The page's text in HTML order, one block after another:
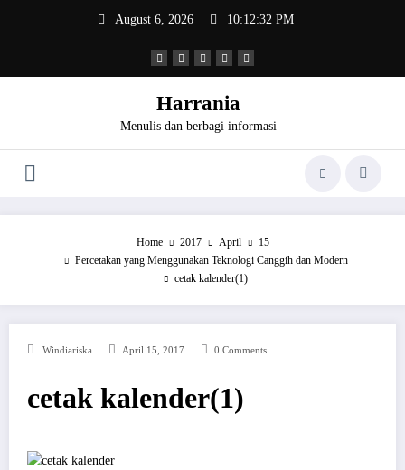
August 6, 2026 10:12:32 PM
Harrania
Menulis dan berbagi informasi
Home 2017 April
15
Percetakan yang Menggunakan Teknologi Canggih dan Modern
cetak kalender(1)
Windiariska April 15, 2017 0 Comments
cetak kalender(1)